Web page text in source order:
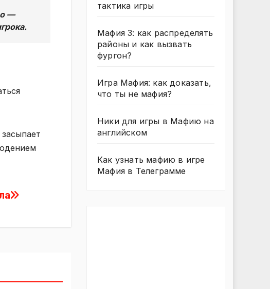
—
тактика игры
Мафия 3: как распределять
районы и как вызвать
фургон?
Игра Мафия: как доказать,
что ты не мафия?
Ники для игры в Мафию на
английском
Как узнать мафию в игре
Мафия в Телеграмме